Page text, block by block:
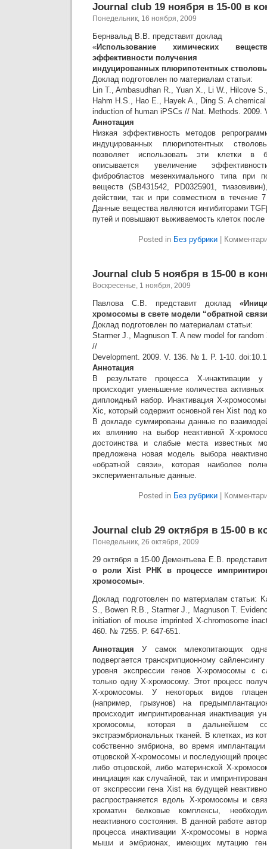
Journal club 19 ноября в 15-00 в
Понедельник, 16 ноября, 2009
Бернвальд В.В. представит доклад
«Использование химических
эффективности получения
индуцированных плюрипотентных
Доклад подготовлен по материалам статьи:
Lin T., Ambasudhan R., Yuan X., Li W., Hilcove
Hahm H.S., Hao E., Hayek A., Ding S. A
induction of human iPSCs // Nat. Methods. 2009.
Аннотация
Низкая эффективность методов
индуцированных плюрипотентных
позволяет использовать эти клетки в
описывается увеличение
фибробластов мезенхимального типа при
веществ (SB431542, PD0325901,
действии, так и при совместном в течение
Данные вещества являются ингибиторами
путей и повышают выживаемость клеток после
Posted in Без рубрики
Journal club 5 ноября в 15-00 в
Воскресенье, 1 ноября, 2009
Павлова С.В. представит доклад
хромосомы в свете модели “обратной
Доклад подготовлен по материалам статьи:
Starmer J., Magnuson T. A new model for
//
Development. 2009. V. 136. № 1. P. 1-10.
Аннотация
В результате процесса Х-инактивации
происходит уменьшение количества
диплоидный набор. Инактивация Х-хромосомы
Xic, который содержит основной ген Xist под
В докладе суммированы данные по
их влиянию на выбор неактивной Х-
достоинства и слабые места известных
предложена новая модель выбора
«обратной связи», которая наиболее
экспериментальные данные.
Posted in Без рубрики
Journal club 29 октября в 15-00 в
Понедельник, 26 октября, 2009
29 октября в 15-00 Дементьева Е.В.
о роли Xist РНК в процессе
хромосомы».
Доклад подготовлен по материалам статьи:
S., Bowen R.B., Starmer J., Magnuson T.
initiation of mouse imprinted X-chromosome
460. № 7255. P. 647-651.
Аннотация У самок млекопитающих
подвергается транскрипционному
уровня экспрессии генов Х-хромосомы с
только одну Х-хромосому. Этот процесс
Х-хромосомы. У некоторых видов
(например, грызунов) на
происходит импринтированная инактивация
хромосомы, которая в дальнейшем
экстраэмбриональных тканей. В клетках, из
собственно эмбриона, во время имплантации
отцовской Х-хромосомы и последующий
либо отцовской, либо материнской Х-
инициация как случайной, так и
от экспрессии гена Xist на будущей
распространяется вдоль Х-хромосомы и
хроматин белковые комплексы,
неактивного состояния. В данной работе
процесса инактивации Х-хромосомы в
мыши и эмбрионах, имеющих мутацию